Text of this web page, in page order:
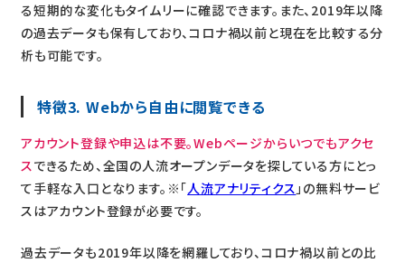
る短期的な変化もタイムリーに確認できます。また、2019年以降
の過去データも保有しており、コロナ禍以前と現在を比較する分
析も可能です。
特徴3. Webから自由に閲覧できる
アカウント登録や申込は不要。Webページからいつでもアクセ
スできるため、全国の人流オープンデータを探している方にとっ
て手軽な入口となります。※「人流アナリティクス」の無料サービ
スはアカウント登録が必要です。
過去データも2019年以降を網羅しており、コロナ禍以前との比